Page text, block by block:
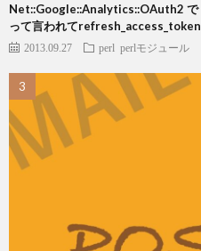
Net::Google::Analytics::OAuth2
って言われて
2013.09.27 perl perlモジュール